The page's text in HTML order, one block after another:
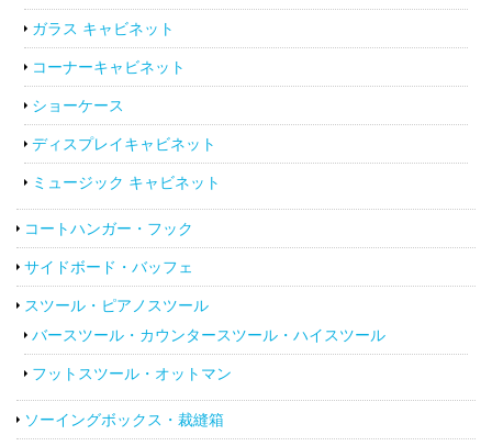
ガラス キャビネット
コーナーキャビネット
ショーケース
ディスプレイキャビネット
ミュージック キャビネット
コートハンガー・フック
サイドボード・バッフェ
スツール・ピアノスツール
バースツール・カウンタースツール・ハイスツール
フットスツール・オットマン
ソーイングボックス・裁縫箱